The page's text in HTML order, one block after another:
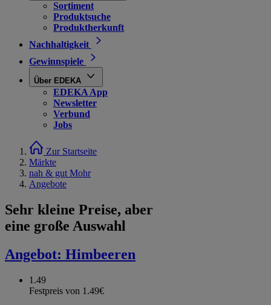
Sortiment
Produktsuche
Produktherkunft
Nachhaltigkeit
Gewinnspiele
Über EDEKA
EDEKA App
Newsletter
Verbund
Jobs
Zur Startseite
Märkte
nah & gut Mohr
Angebote
Sehr kleine Preise, aber
eine große Auswahl
Angebot: Himbeeren
1.49
Festpreis von 1.49€